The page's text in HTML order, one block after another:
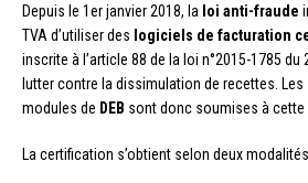
Depuis le 1er janvier 2018, la loi anti-fraude
TVA d’utiliser des logiciels de facturation
inscrite à l’article 88 de la loi n°2015-1785 du
lutter contre la dissimulation de recettes.
modules de DEB sont donc soumises à
La certification s’obtient selon deux